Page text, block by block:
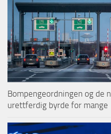
Bompengeordningen og de
urettferdig byrde for mange